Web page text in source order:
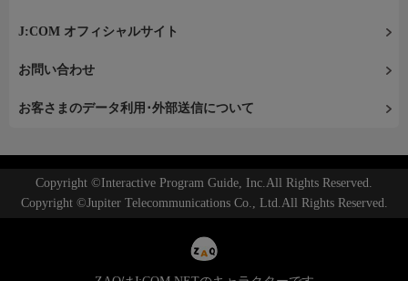
J:COM オフィシャルサイト
お問い合わせ
お客さまのデータ利用･外部送信について
Copyright ©Interactive Program Guide, Inc.All Rights Reserved.
Copyright ©Jupiter Telecommunications Co., Ltd.All Rights Reserved.